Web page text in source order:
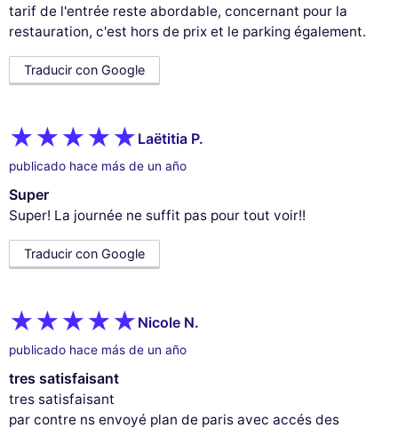
tarif de l'entrée reste abordable, concernant pour la
restauration, c'est hors de prix et le parking également.
Traducir con Google
Laëtitia P.
publicado hace más de un año
Super
Super! La journée ne suffit pas pour tout voir!!
Traducir con Google
Nicole N.
publicado hace más de un año
tres satisfaisant
tres satisfaisant
par contre ns envoyé plan de paris avec accés des